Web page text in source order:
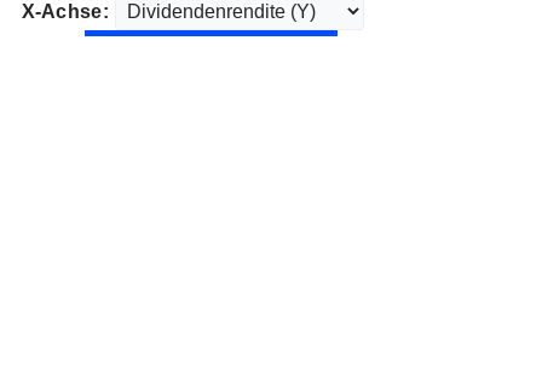
X-Achse: